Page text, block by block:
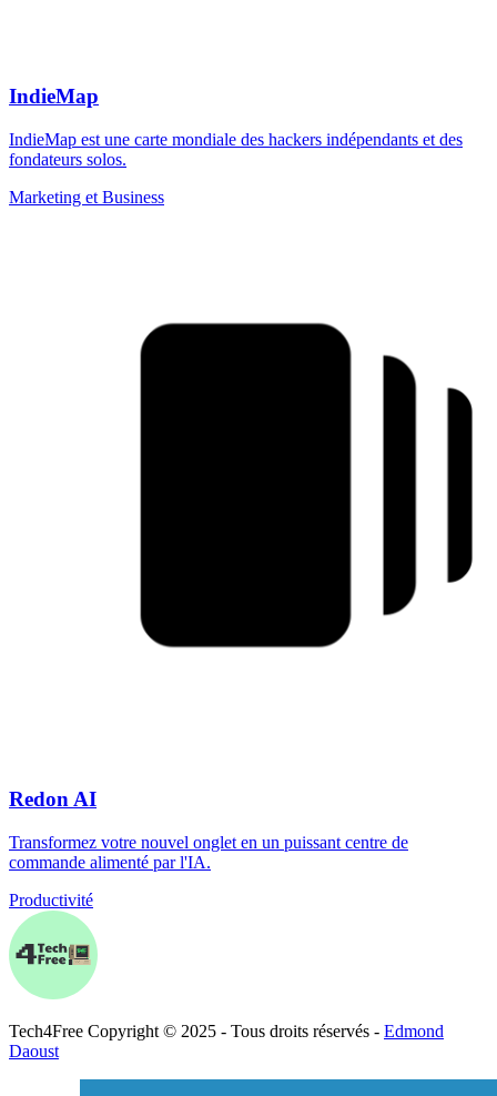
IndieMap
IndieMap est une carte mondiale des hackers indépendants et des
fondateurs solos.
Marketing et Business
Redon AI
Transformez votre nouvel onglet en un puissant centre de
commande alimenté par l'IA.
Productivité
Tech4Free Copyright © 2025 - Tous droits réservés - Edmond
Daoust